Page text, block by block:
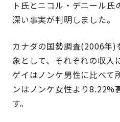
ト氏とニコル・デニール
深い事実が判明しました。
カナダの国勢調査(2006年
象として、それぞれの収入
ゲイはノンケ男性に比べて
ンはノンケ女性より8.22%
す。